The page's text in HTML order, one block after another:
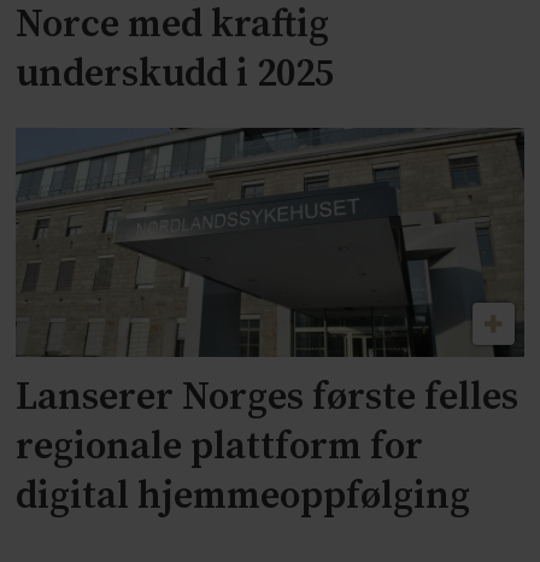
Norce med kraftig
underskudd i 2025
Lanserer Norges første felles
regionale plattform for
digital hjemmeoppfølging